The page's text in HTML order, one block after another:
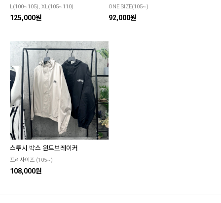
L(100~105), XL(105~110)
125,000원
ONE SIZE(105~)
92,000원
스투시 박스 윈드브레이커
프리사이즈 (105~)
108,000원